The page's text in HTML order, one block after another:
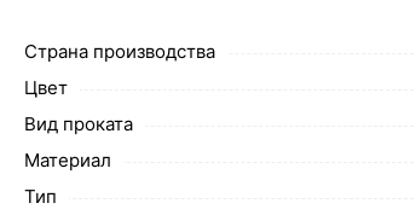
Страна производства
Цвет
Вид проката
Материал
Тип